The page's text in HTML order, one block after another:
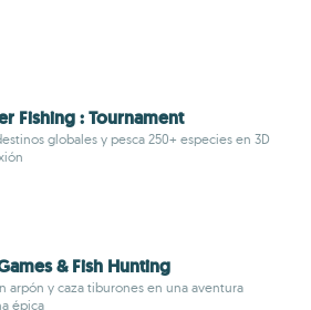
Fishing : Tournament
globales y pesca 250+ especies en 3D
& Fish Hunting
arpón y caza tiburones en una aventura
épica